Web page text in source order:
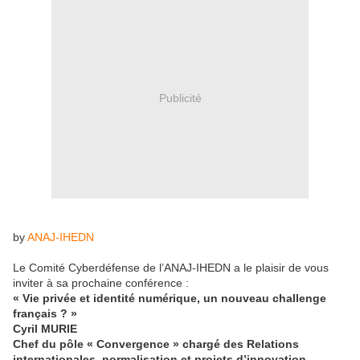
Publicité
byANAJ-IHEDN
Le Comité Cyberdéfense de l’ANAJ-IHEDN a le plaisir de vous
inviter à sa prochaine conférence :
« Vie privée et identité numérique, un nouveau challenge
français ? »
Cyril MURIE
Chef du pôle « Convergence » chargé des Relations